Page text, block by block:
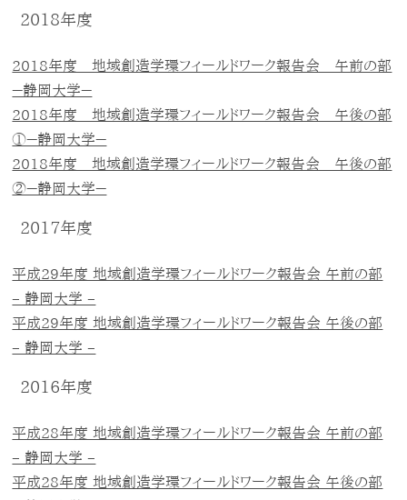
2018年度
2018年度 地域創造学環フィールドワーク報告会 午前の部
－静岡大学－
2018年度 地域創造学環フィールドワーク報告会 午後の部
①－静岡大学－
2018年度 地域創造学環フィールドワーク報告会 午後の部
②－静岡大学－
2017年度
平成29年度 地域創造学環フィールドワーク報告会 午前の部
– 静岡大学 –
平成29年度 地域創造学環フィールドワーク報告会 午後の部
– 静岡大学 –
2016年度
平成28年度 地域創造学環フィールドワーク報告会 午前の部
– 静岡大学 –
平成28年度 地域創造学環フィールドワーク報告会 午後の部